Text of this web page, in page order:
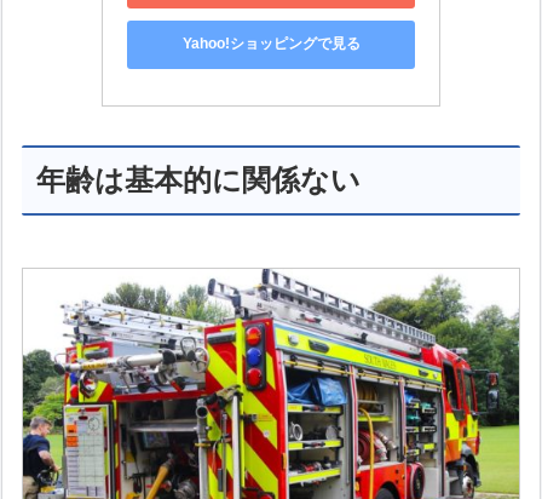
Yahoo!ショッピングで見る
年齢は基本的に関係ない